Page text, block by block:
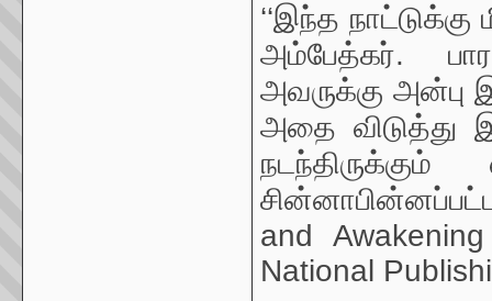
‘‘இந்த
அம்பேத்கர்.
அவருக்கு அன்பு
அதை விடுத்து
and
National